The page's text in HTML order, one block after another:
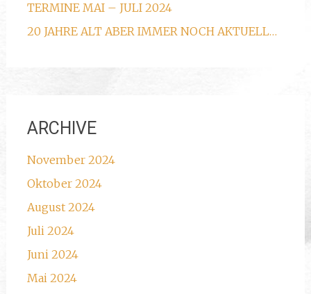
TERMINE MAI – JULI 2024
20 JAHRE ALT ABER IMMER NOCH AKTUELL…
ARCHIVE
November 2024
Oktober 2024
August 2024
Juli 2024
Juni 2024
Mai 2024